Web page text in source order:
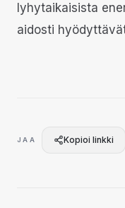
lyhytaikaisista
aidosti
JAA Kopioi linkki